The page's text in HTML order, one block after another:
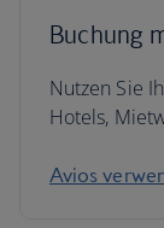
Buchung
Nutzen Sie
Hotels,
Avios